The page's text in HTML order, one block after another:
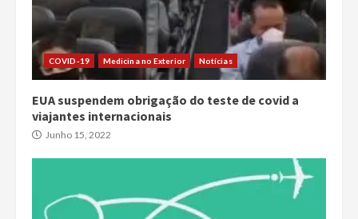
COVID-19 Medicina no Exterior Notícias
EUA suspendem obrigação do teste de covid a
viajantes internacionais
Junho 15, 2022